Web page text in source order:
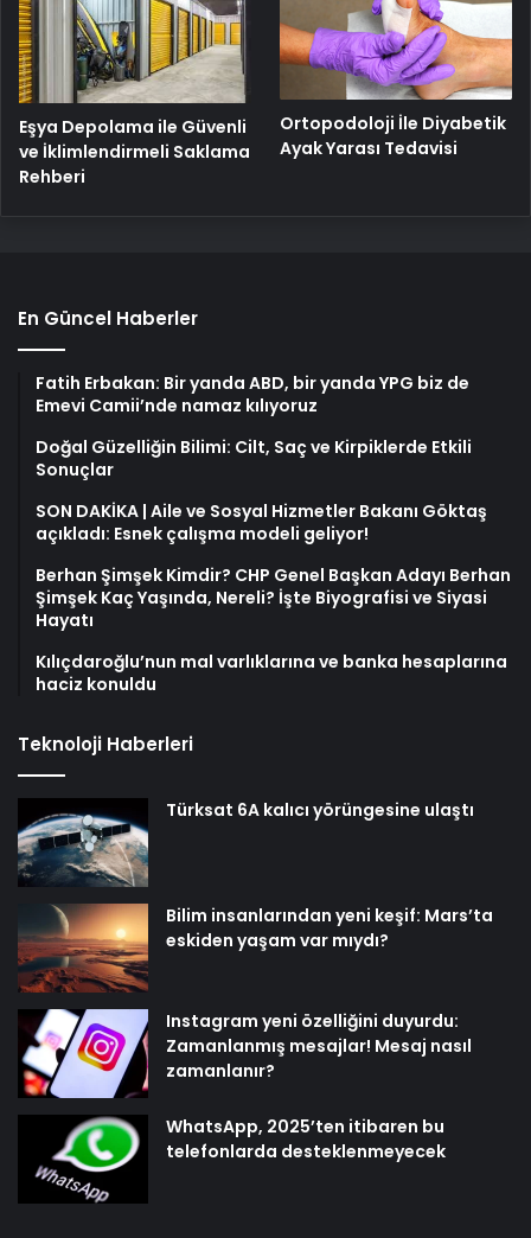
Eşya Depolama ile Güvenli
ve İklimlendirmeli Saklama
Rehberi
Ortopodoloji İle Diyabetik
Ayak Yarası Tedavisi
En Güncel Haberler
Fatih Erbakan: Bir yanda ABD, bir yanda YPG biz de
Emevi Camii’nde namaz kılıyoruz
Doğal Güzelliğin Bilimi: Cilt, Saç ve Kirpiklerde Etkili
Sonuçlar
SON DAKİKA | Aile ve Sosyal Hizmetler Bakanı Göktaş
açıkladı: Esnek çalışma modeli geliyor!
Berhan Şimşek Kimdir? CHP Genel Başkan Adayı Berhan
Şimşek Kaç Yaşında, Nereli? İşte Biyografisi ve Siyasi
Hayatı
Kılıçdaroğlu’nun mal varlıklarına ve banka hesaplarına
haciz konuldu
Teknoloji Haberleri
Türksat 6A kalıcı yörüngesine ulaştı
Bilim insanlarından yeni keşif: Mars’ta
eskiden yaşam var mıydı?
Instagram yeni özelliğini duyurdu:
Zamanlanmış mesajlar! Mesaj nasıl
zamanlanır?
WhatsApp, 2025’ten itibaren bu
telefonlarda desteklenmeyecek